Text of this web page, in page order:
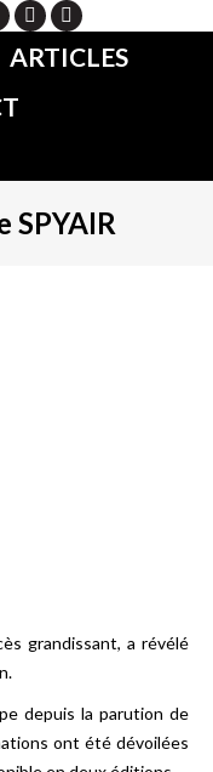
ARTICLES
SPYAIR
grandissant, a révélé
depuis la parution de
ont été dévoilées